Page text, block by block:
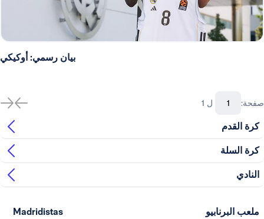
بيان رسمي: أوكيكي
صفحة: ل 1
كرة القدم
كرة السلة
النادي
ملعب البرنابيو Madridistas